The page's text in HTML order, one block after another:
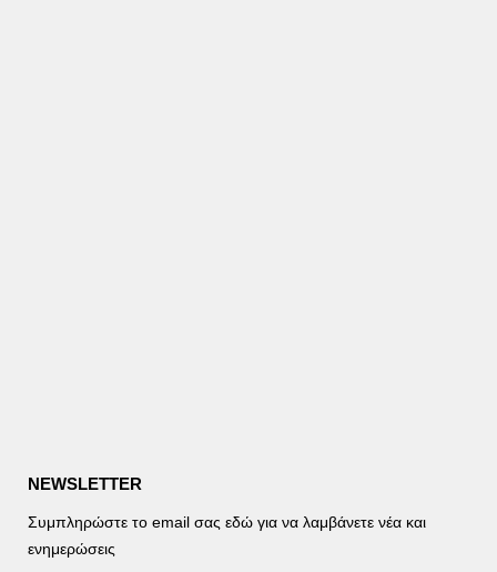
NEWSLETTER
Συμπληρώστε το email σας εδώ για να λαμβάνετε νέα και
ενημερώσεις